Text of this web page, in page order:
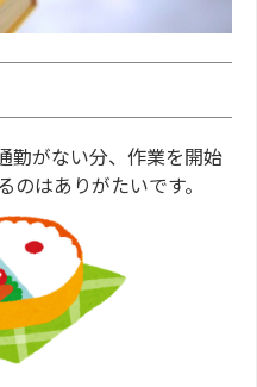
勤がない分、作業を開始
はありがたいです。